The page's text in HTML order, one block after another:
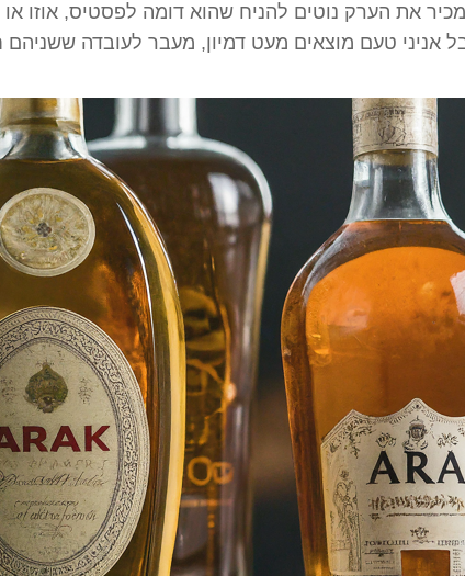
את הערק נוטים להניח שהוא דומה לפסטיס, אוזו או
אניני טעם מוצאים מעט דמיון, מעבר לעובדה ששניהם